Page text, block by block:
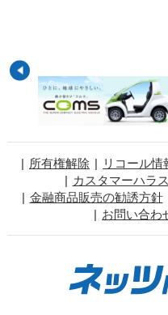
所有権解除 リコール情
カスタマーハラ
金融商品販売の勧誘方針
お問い合わ